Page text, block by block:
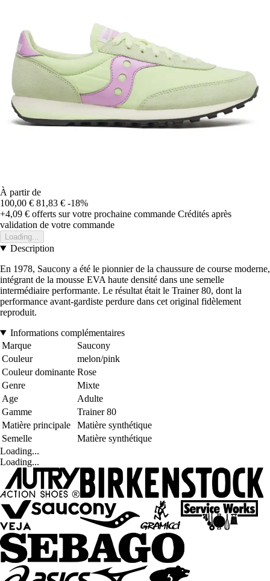
À partir de
100,00 € 81,83 € -18%
+4,09 € offerts sur votre prochaine commande Crédités après
validation de votre commande
Loading...
Description
En 1978, Saucony a été le pionnier de la chaussure de course moderne,
intégrant de la mousse EVA haute densité dans une semelle
intermédiaire performante. Le résultat était le Trainer 80, dont la
performance avant-gardiste perdure dans cet original fidèlement
reproduit.
Informations complémentaires
Marque
Saucony
Couleur
melon/pink
Couleur dominante Rose
Genre
Mixte
Age
Adulte
Gamme
Trainer 80
Matière principale
Matière synthétique
Semelle
Matière synthétique
Loading...
Loading...